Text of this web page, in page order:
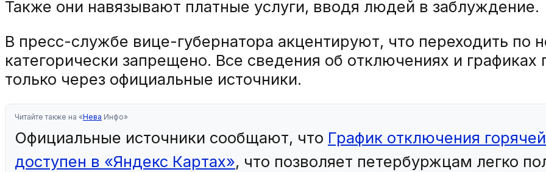
Также они навязывают платные услуги, вводя людей в заблуждение.
В пресс-службе вице-губернатора акцентируют, что переходить по
категорически запрещено. Все сведения об отключениях и графиках
только через официальные источники.
Читайте также на «Нева Инфо»
Официальные источники сообщают, что График отключения
доступен в «Яндекс Картах», что позволяет петербуржцам легко